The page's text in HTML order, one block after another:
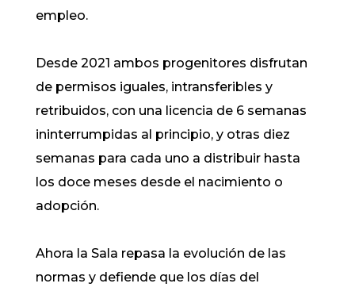
empleo.
Desde 2021 ambos progenitores disfrutan
de permisos iguales, intransferibles y
retribuidos, con una licencia de 6 semanas
ininterrumpidas al principio, y otras diez
semanas para cada uno a distribuir hasta
los doce meses desde el nacimiento o
adopción.
Ahora la Sala repasa la evolución de las
normas y defiende que los días del